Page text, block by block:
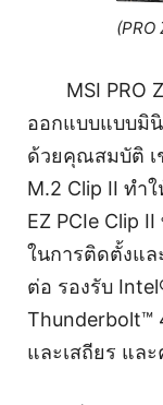
MSI PRO
ออกแบบแบบมิ
ด้วยคุณสมบัติ เ
M.2 Clip II ทำ
EZ PCIe Clip
ในการติดตั้งแล
ต่อ รองรับ
Thunderbolt™
และเสถียร แล